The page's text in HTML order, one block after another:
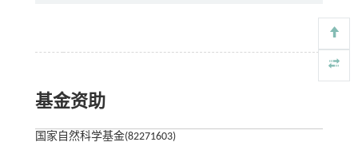
基金资助
国家自然科学基金(82271603)